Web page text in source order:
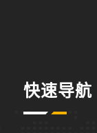
快速导航